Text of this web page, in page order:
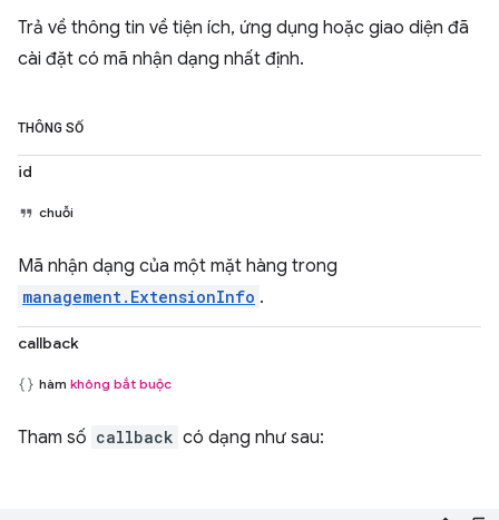
Trả về thông tin về tiện ích, ứng dụng hoặc giao diện đã
cài đặt có mã nhận dạng nhất định.
THÔNG SỐ
id
chuỗi
Mã nhận dạng của một mặt hàng trong
management.ExtensionInfo .
callback
hàm không bắt buộc
Tham số callback có dạng như sau: